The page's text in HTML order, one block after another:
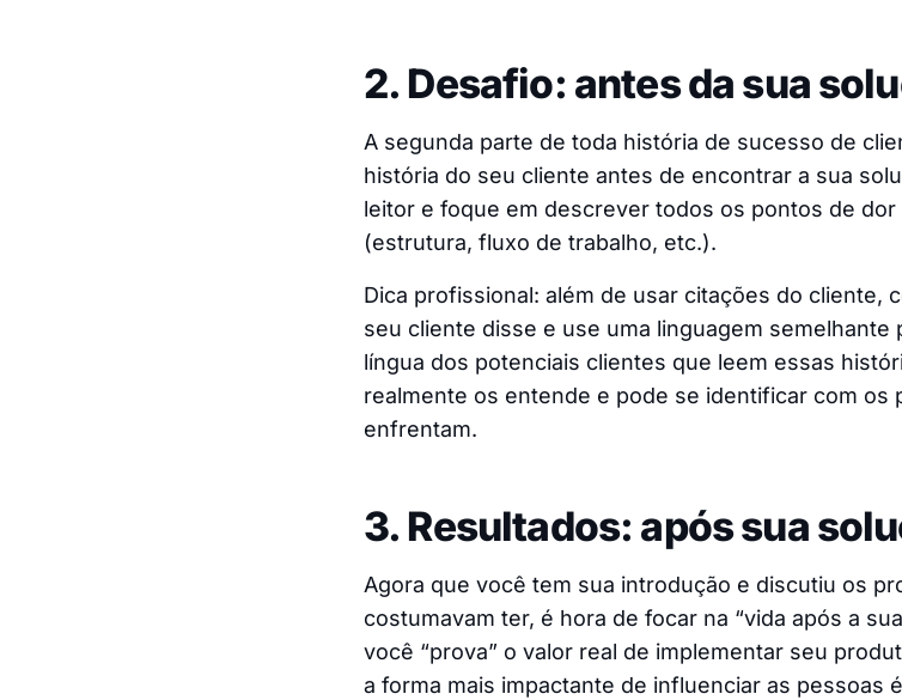
2. Desafio: antes da sua
A segunda parte de toda história de sucesso de
história do seu cliente antes de encontrar a sua
leitor e foque em descrever todos os pontos de
(estrutura, fluxo de trabalho, etc.).
Dica profissional: além de usar citações do cliente,
seu cliente disse e use uma linguagem semelhante
língua dos potenciais clientes que leem essas
realmente os entende e pode se identificar com os
enfrentam.
3. Resultados: após sua
Agora que você tem sua introdução e discutiu os
costumavam ter, é hora de focar na “vida após a
você “prova” o valor real de implementar seu
a forma mais impactante de influenciar as pessoas